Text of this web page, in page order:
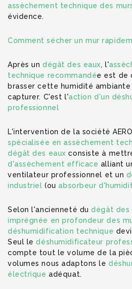
assèchement technique des
évidence.
Comment sécher un mur
Après undégât des eaux, l'
technique recommandée est de
brasser cette humidité
capturer. C'est l'action d'un
professionnel
L'intervention de la société
spécialisée en assèchement
dégât des eaux consiste à
d'assèchement efficace alliant
ventilateur professionnel et un
industriel (ouabsorbeur
Selon l'ancienneté dudégât des
imprégnée en profondeur des
déshumidification technique
Seul ledéshumidificateur
compte tout le volume de la
volumes nous adaptons le
électrique adéquat.